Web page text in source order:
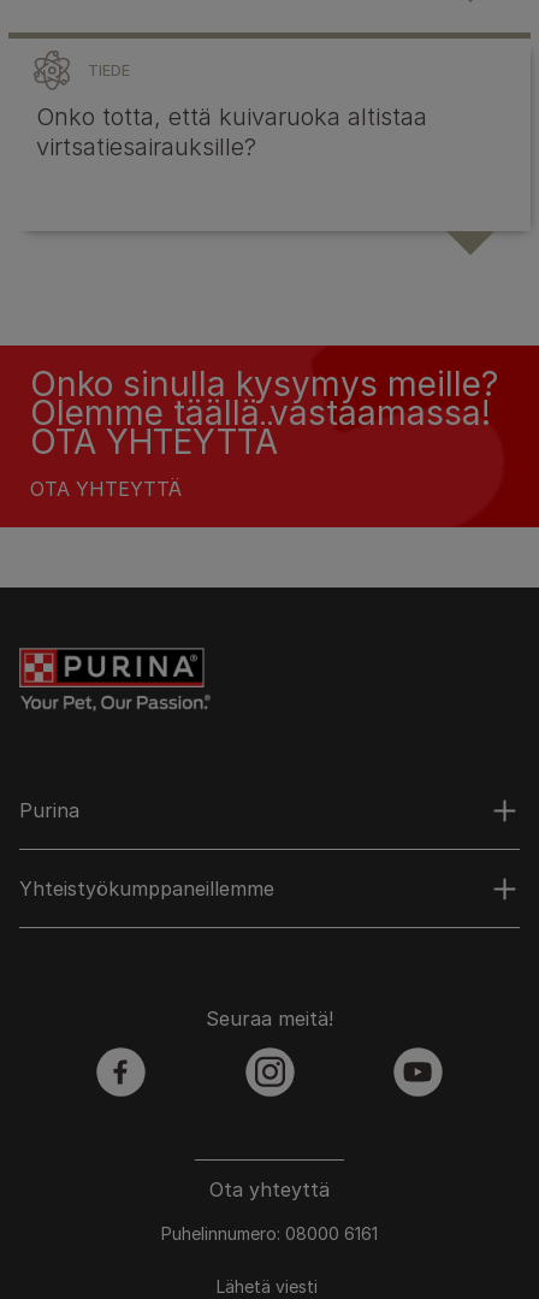
TIEDE
Onko totta, että kuivaruoka altistaa
virtsatiesairauksille?
Onko sinulla kysymys meille?
Olemme täällä vastaamassa!
OTA YHTEYTTÄ
OTA YHTEYTTÄ
Purina
Yhteistyökumppaneillemme
Ota yhteyttä
Puhelinnumero: 08000 6161
Lähetä viesti
Seuraa meitä!
facebook instagram youtube